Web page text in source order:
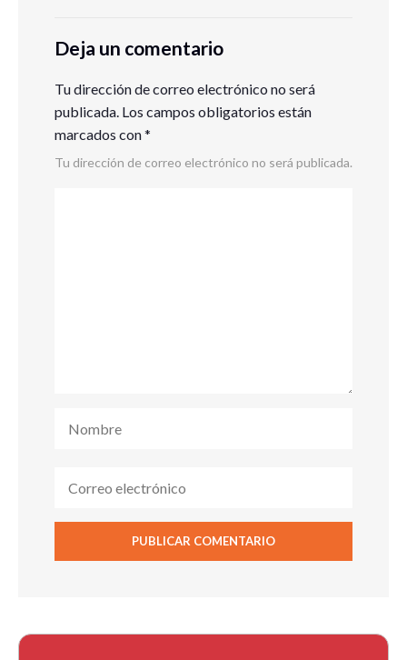
Deja un comentario
Tu dirección de correo electrónico no será
publicada. Los campos obligatorios están
marcados con*
Tu dirección de correo electrónico no será publicada.